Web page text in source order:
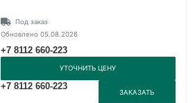
Под заказ
Обновлено 05.08.2026
+7 8112 660-223
УТОЧНИТЬ ЦЕНУ
+7 8112 660-223
ЗАКАЗАТЬ